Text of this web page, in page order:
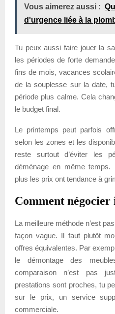
Vous aimerez aussi :
d'urgence liée à la
Tu peux aussi faire jouer la
les périodes de forte
fins de mois, vacances
de la souplesse sur la date,
période plus calme. Cela
le budget final.
Le printemps peut parfois
selon les zones et les
reste surtout d’éviter les
déménage en même
plus les prix ont tendance à
Comment
La meilleure méthode n’est
façon vague. Il faut plutôt
offres équivalentes. Par
le démontage des
comparaison n’est pas
prestations sont proches, tu
sur le prix, un service
commerciale.